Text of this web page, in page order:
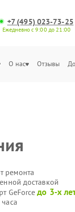
+7 (495) 023-73-25
Ежедневно с 9:00 до 21:00
О нас Отзывы
ремонта
доставкой
GeForceдо 3-х